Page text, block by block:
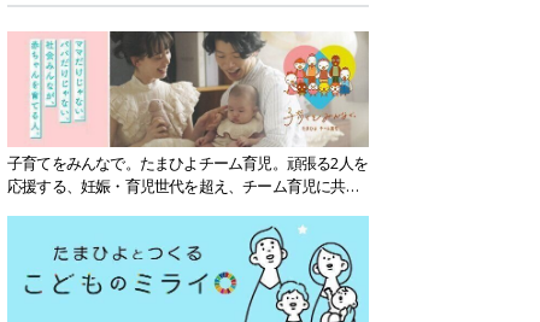
子育てをみんなで。たまひよチーム育児。頑張る2人を
応援する、妊娠・育児世代を超え、チーム育児に共感